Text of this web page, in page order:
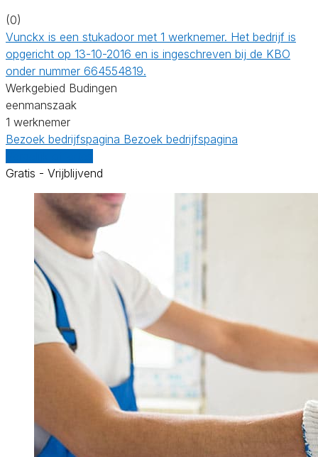
(0)
Vunckx is een stukadoor met 1 werknemer. Het bedrijf is
opgericht op 13-10-2016 en is ingeschreven bij de KBO
onder nummer 664554819.
Werkgebied Budingen
eenmanszaak
1 werknemer
Bezoek bedrijfspagina Bezoek bedrijfspagina
Gratis - Vrijblijvend